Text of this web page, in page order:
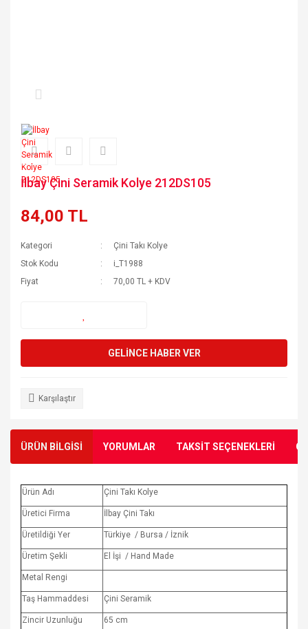
İlbay Çini Seramik Kolye 212DS105
84,00 TL
Kategori
Çini Takı Kolye
Stok Kodu
i_T1988
Fiyat
70,00 TL + KDV
GELİNCE HABER VER
Karşılaştır
ÜRÜN BİLGİSİ YORUMLAR TAKSİT SEÇENEKLERİ
Ürün Adı Çini Takı Kolye
Üretici Firma İlbay Çini Takı
Üretildiği Yer Türkiye / Bursa / İznik
Üretim Şekli El İşi / Hand Made
Metal Rengi
Taş Hammaddesi Çini Seramik
Zincir Uzunluğu 65 cm